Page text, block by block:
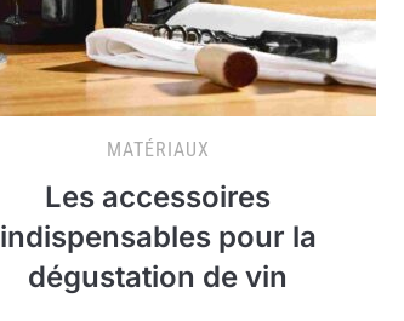
MATÉRIAUX
Les accessoires
indispensables pour la
dégustation de vin